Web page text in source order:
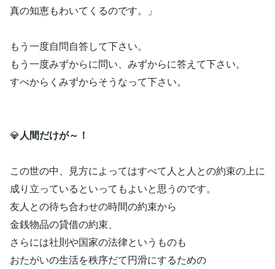
真の知恵もわいてくるのです。」
もう一度自問自答して下さい。
もう一度みずからに問い、みずからに答えて下さい。
すべからくみずからそうなって下さい。
💎人間だけが～！
この世の中、見方によってはすべて人と人との約束の上に
成り立っているといってもよいと思うのです。
友人との待ち合わせの時間の約束から
金銭物品の貸借の約束、
さらには社則や国家の法律というものも
おたがいの生活を秩序だて円滑にするための